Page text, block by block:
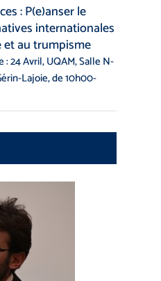
: P(e)anser le
internationales
au trumpisme
24 Avril, UQAM, Salle N-
Lajoie, de 10h00-